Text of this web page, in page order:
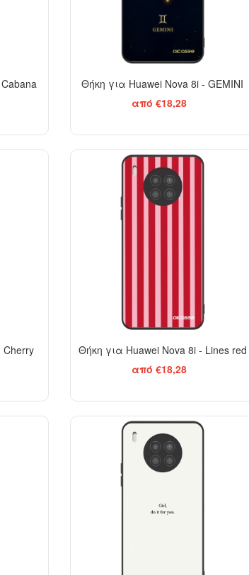
Θήκη για Huawei Nova 8i - GEMINI
από €18,28
Cherry
Θήκη για Huawei Nova 8i - Lines red
από €18,28